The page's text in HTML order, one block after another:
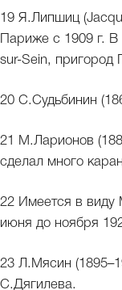
19 Я.Липшиц
Париже с 1909 г.
sur-Sein, пригород
20 С.Судьбинин
21 М.Ларионов
сделал много
22 Имеется в виду
июня до ноября
23 Л.Мясин
С.Дягилева.